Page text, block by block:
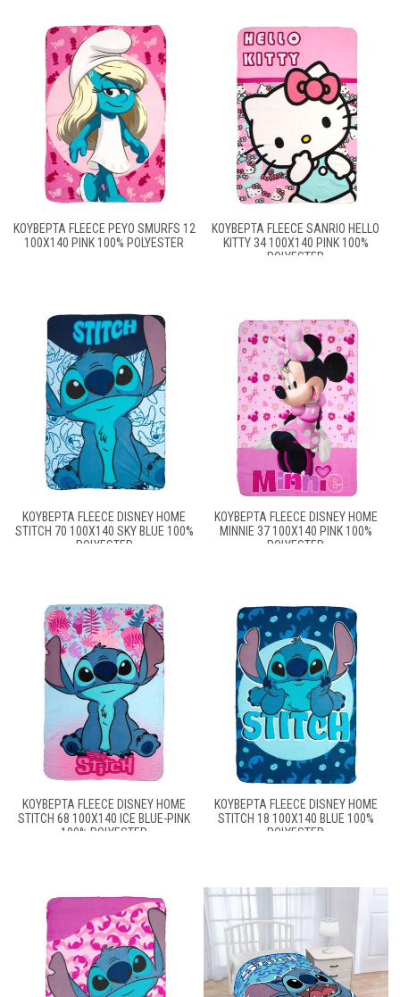
ΚΟΥΒΈΡΤΑ FLEECE PEYO SMURFS 12
100X140 PINK 100% POLYESTER
ΚΟΥΒΈΡΤΑ FLEECE SANRIO HELLO
KITTY 34 100X140 PINK 100%
POLYESTER
ΚΟΥΒΈΡΤΑ FLEECE DISNEY HOME
STITCH 70 100X140 SKY BLUE 100%
POLYESTER
ΚΟΥΒΈΡΤΑ FLEECE DISNEY HOME
MINNIE 37 100X140 PINK 100%
POLYESTER
ΚΟΥΒΈΡΤΑ FLEECE DISNEY HOME
STITCH 68 100X140 ICE BLUE-PINK
100% POLYESTER
ΚΟΥΒΈΡΤΑ FLEECE DISNEY HOME
STITCH 18 100X140 BLUE 100%
POLYESTER